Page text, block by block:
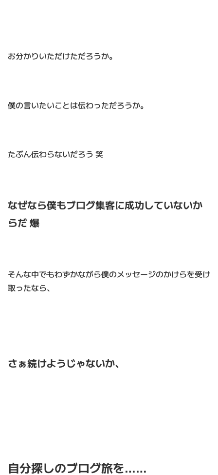
お分かりいただけただろうか。
僕の言いたいことは伝わっただろうか。
たぶん伝わらないだろう 笑
なぜなら僕もブログ集客に成功していないか
らだ 爆
そんな中でもわずかながら僕のメッセージのかけらを受け
取ったなら、
さぁ続けようじゃないか、
自分探しのブログ旅を……